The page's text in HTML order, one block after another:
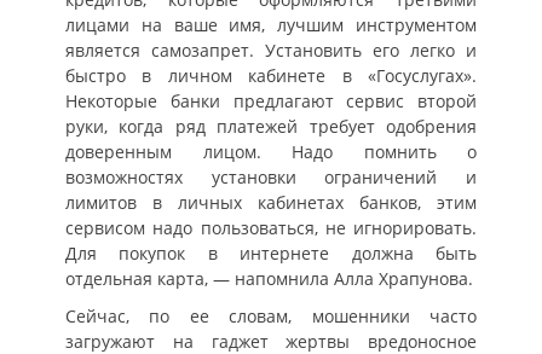
лицами на ваше имя, лучшим инструментом
является самозапрет. Установить его легко и
быстро в личном кабинете в «Госуслугах».
Некоторые банки предлагают сервис второй
руки, когда ряд платежей требует одобрения
доверенным лицом. Надо помнить о
возможностях установки ограничений и
лимитов в личных кабинетах банков, этим
сервисом надо пользоваться, не игнорировать.
Для покупок в интернете должна быть
отдельная карта, — напомнила Алла Храпунова.
Сейчас, по ее словам, мошенники часто
загружают на гаджет жертвы вредоносное